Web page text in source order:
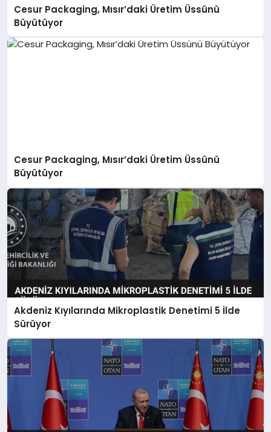
Cesur Packaging, Mısır’daki Üretim Üssünü
Büyütüyor
Cesur Packaging, Mısır’daki Üretim Üssünü
Büyütüyor
Akdeniz Kıyılarında Mikroplastik Denetimi 5 İlde
Sürüyor